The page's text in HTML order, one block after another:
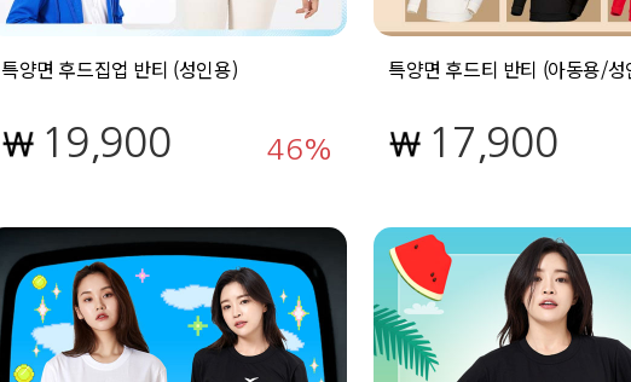
특양면 후드집업 반티 (성인용)
19,900 46
특양면 후드티 반티 (아동용/성
17,900